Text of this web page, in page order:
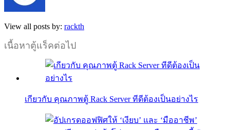
View all posts by: rackth
เนื้อหาตู้แร็คต่อไป
เกียวกับ คุณภาพตู้ Rack Server ทีดีต้องเป็นอย่างไร